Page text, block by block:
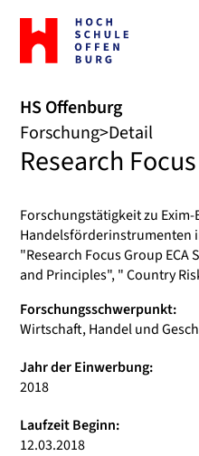
Zur
Startseite
Hochschule
HS Offenburg
Forschung Detail
Research
Forschungstätigkeit zu
Handelsförderinstrumenten
"Research Focus Group
and Principles", " Country
Forschungsschwerpunkt:
Wirtschaft, Handel und
Jahr der Einwerbung:
2018
Laufzeit Beginn:
12.03.2018